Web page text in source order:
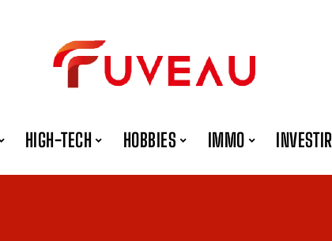
HIGH-TECH HOBBIES IMMO INVESTIR